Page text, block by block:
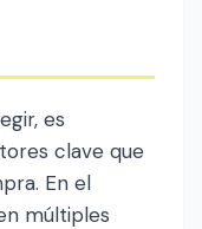
es
clave que
En el
múltiples